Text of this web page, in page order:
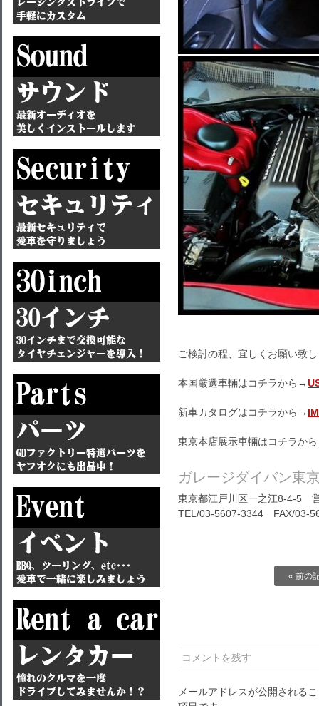
ご検討の程、宜しくお願い致
本国厳選車輛はコチラから→
新車カタログはコチラから→
東京本店展示車輛はコチラか
ガレージダイバン東
東京都江戸川区一之江8-4-5
TEL/03-5607-3344 FAX/03-
« 前の
コメントを残す
メールアドレスが公開される